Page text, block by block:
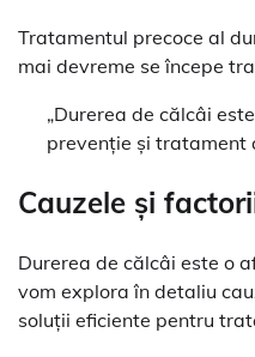
Tratamentul precoce al
mai devreme se începe
„Durerea de călcâi
prevenție și tratament
Cauzele și
Durerea de călcâi este o
vom explora în detaliu
soluții eficiente pentru